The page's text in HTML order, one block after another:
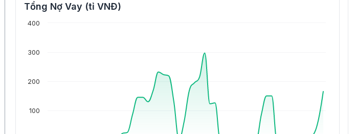
Tổng Nợ Vay (tỉ VNĐ)
100
200
300
400